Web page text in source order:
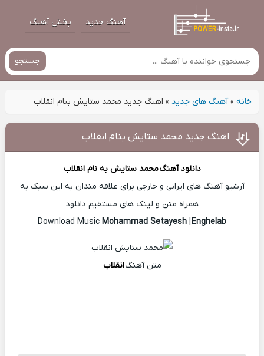
آهنگ جدید پخش آهنگ
جستجو
خانه»آهنگ های جدید » اهنگ جدید محمد ستایش بنام انقلاب
اهنگ جدید محمد ستایش بنام انقلاب
دانلود آهنگمحمد ستایش به نام انقلاب
آرشیو آهنگ های ایرانی و خارجی برای علاقه مندان به این سبک به
همراه متن و لینک های مستقیم دانلود
Download Music
Mohammad Setayesh|Enghelab
متن آهنگانقلاب